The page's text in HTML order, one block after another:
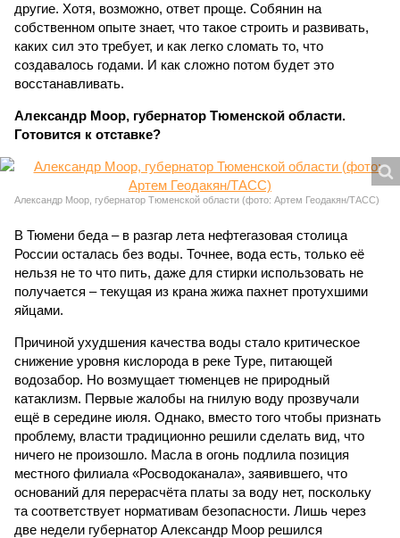
другие. Хотя, возможно, ответ проще. Собянин на
собственном опыте знает, что такое строить и развивать,
каких сил это требует, и как легко сломать то, что
создавалось годами. И как сложно потом будет это
восстанавливать.
Александр Моор, губернатор Тюменской области.
Готовится к отставке?
Александр Моор, губернатор Тюменской области (фото: Артем Геодакян/ТАСС)
В Тюмени беда – в разгар лета нефтегазовая столица
России осталась без воды. Точнее, вода есть, только её
нельзя не то что пить, даже для стирки использовать не
получается – текущая из крана жижа пахнет протухшими
яйцами.
Причиной ухудшения качества воды стало критическое
снижение уровня кислорода в реке Туре, питающей
водозабор. Но возмущает тюменцев не природный
катаклизм. Первые жалобы на гнилую воду прозвучали
ещё в середине июля. Однако, вместо того чтобы признать
проблему, власти традиционно решили сделать вид, что
ничего не произошло. Масла в огонь подлила позиция
местного филиала «Росводоканала», заявившего, что
оснований для перерасчёта платы за воду нет, поскольку
та соответствует нормативам безопасности. Лишь через
две недели губернатор Александр Моор решился